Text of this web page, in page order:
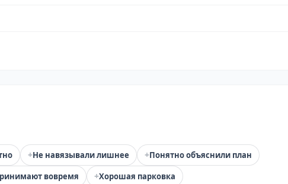
+Не навязывали лишнее +Понятно объяснили план
вовремя +Хорошая парковка